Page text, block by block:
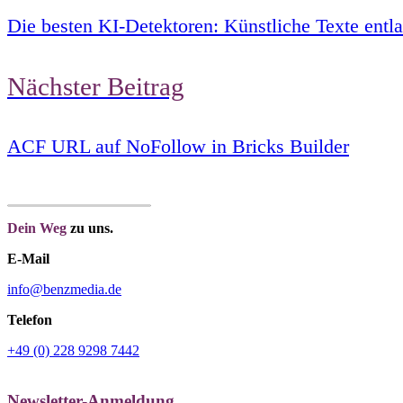
Die besten KI-Detektoren: Künstliche Texte
Nächster Beitrag
ACF URL auf NoFollow in Bricks Builder
Dein Weg zu uns.
E-Mail
info@benzmedia.de
Telefon
+49 (0) 228 9298 7442